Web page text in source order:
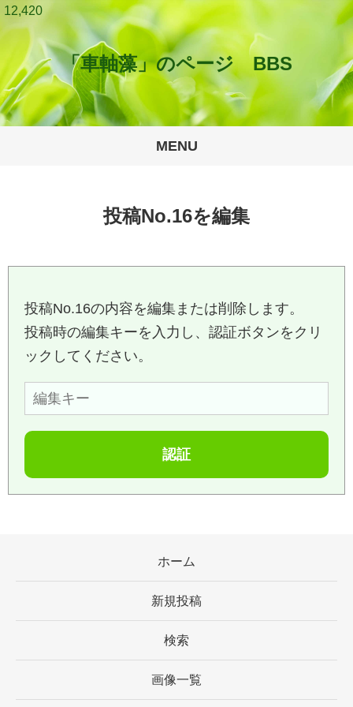
「車軸藻」のページ BBS
MENU
12,420
投稿No.16を編集
投稿No.16の内容を編集または削除します。
投稿時の編集キーを入力し、認証ボタンをクリ
ックしてください。
ホーム
新規投稿
検索
画像一覧